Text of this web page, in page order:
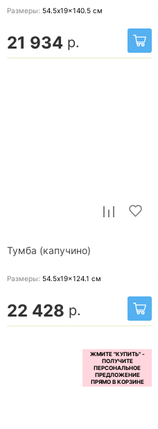
Размеры: 54.5x19x140.5 см
21 934 р.
Тумба (капучино)
Размеры: 54.5x19x124.1 см
22 428 р.